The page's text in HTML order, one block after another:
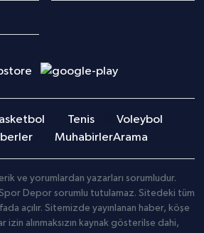
Tenis
Voleybol
MuhabirlerArama
ve yorumlardan yazarları sorumludur.
Spor Depor sorumlu tutulamaz. Sitedeki tüm
açılır. Sitemizde yayınlanan haber, köşe
izin alınmaksızın kaynak gösterilse dahi,